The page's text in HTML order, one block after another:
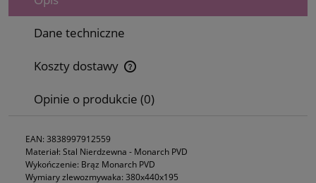
Dane techniczne
Koszty dostawy
Cena nie zawiera ewentualnych kosztów płatności
Opinie o produkcie (0)
EAN: 3838997912559
Materiał: Stal Nierdzewna - Monarch PVD
Wykończenie: Brąz Monarch PVD
Wymiary zlewozmywaka: 380x440x195